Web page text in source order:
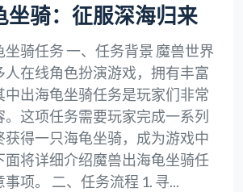
坐骑：征服深海归来
骑任务 一、任务背景 魔兽世界
人在线角色扮演游戏，拥有丰富
中出海龟坐骑任务是玩家们非常
这项任务需要玩家完成一系列
获得一只海龟坐骑，成为游戏中
面将详细介绍魔兽出海龟坐骑任
项。 二、任务流程 1. 寻...